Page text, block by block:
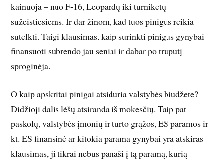
kainuoja – nuo F-16, Leopardų iki turniketų
sužeistiesiems. Ir dar žinom, kad tuos pinigus reikia
sutelkti. Taigi klausimas, kaip surinkti pinigus gynybai
finansuoti subrendo jau seniai ir dabar po truputį
sproginėja.
O kaip apskritai pinigai atsiduria valstybės biudžete?
Didžioji dalis lėšų atsiranda iš mokesčių. Taip pat
paskolų, valstybės įmonių ir turto grąžos, ES paramos ir
kt. ES finansinė ar kitokia parama gynybai yra atskiras
klausimas, ji tikrai nebus panaši į tą paramą, kurią